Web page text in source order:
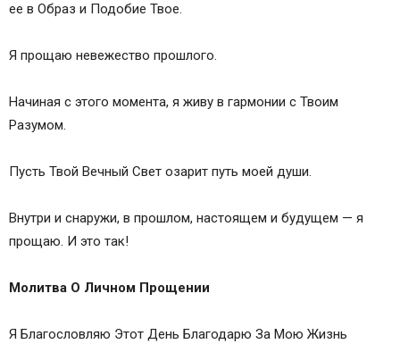
ее в Образ и Подобие Твое.
Я прощаю невежество прошлого.
Начиная с этого момента, я живу в гармонии с Твоим
Разумом.
Пусть Твой Вечный Свет озарит путь моей души.
Внутри и снаружи, в прошлом, настоящем и будущем — я
прощаю. И это так!
Молитва О Личном Прощении
Я Благословляю Этот День Благодарю За Мою Жизнь